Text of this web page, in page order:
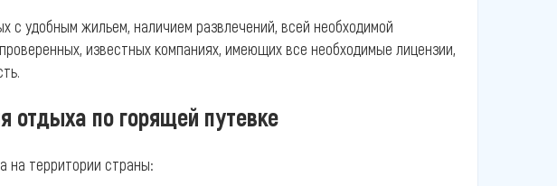
с удобным жильем, наличием развлечений, всей необходимой
известных компаниях, имеющих все необходимые лицензии,
по горящей путевке
территории страны: